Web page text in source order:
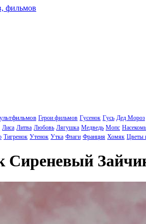
фильмов
Герои фильмов Гусенок Гусь Дед Мороз
Лиса Литва Любовь Лягушка Медведь Мопс
Тигренок Утенок Утка Флаги Франция Хомяк Цветы
Сиреневый